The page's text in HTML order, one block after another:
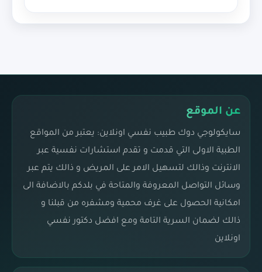
عن الموقع
سايكولوجي دوك طبيب نفسي اونلاين: يعتبر من المواقع
الطبية الاولى التي قدمت و تقدم استشارات نفسية عبر
الانترنت وذالك لتسهيل الامر على المريض و ذالك يتم عبر
وسائل التواصل المعروفة والمتاحة في بلدكم بالاضافة الى
امكانية الحصول على غرف محمية ومشفره من قبلنا و
ذالك لضمان السرية التامة ومع افضل دكتور نفسي
اونلاين